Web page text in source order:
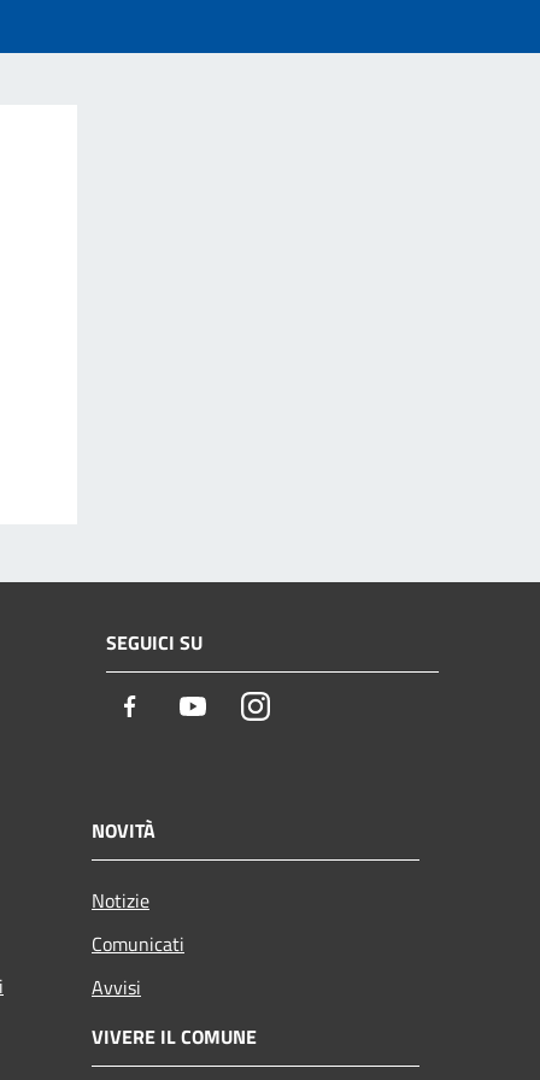
SEGUICI SU
Facebook YoutubeInstagram
NOVITÀ
Notizie
Comunicati
Avvisi
VIVERE IL COMUNE